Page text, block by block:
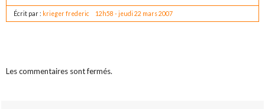
Écrit par : krieger frederic 12h58 - jeudi 22 mars 2007
Les commentaires sont fermés.